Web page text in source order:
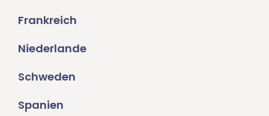
Frankreich
Niederlande
Schweden
Spanien